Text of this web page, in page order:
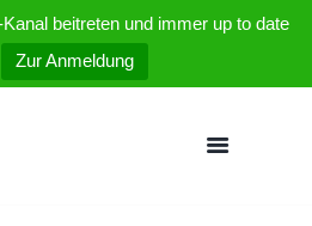
beitreten und immer up to date
Zur Anmeldung